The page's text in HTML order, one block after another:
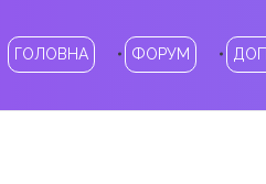
ГОЛОВНА ФОРУМ